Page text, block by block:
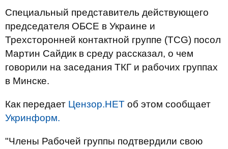
Специальный представитель действующего
председателя ОБСЕ в Украине и
Трехсторонней контактной группе (TCG) посол
Мартин Сайдик в среду рассказал, о чем
говорили на заседания TКГ и рабочих группах
в Минске.
Как передает Цензор.НЕТ об этом сообщает
Укринформ.
"Члены Рабочей группы подтвердили свою